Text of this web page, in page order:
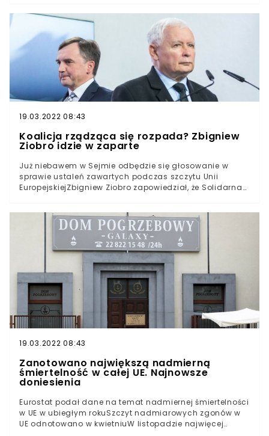
obowiązujących przepisów pandemicznychAni
konserwatywny polityk, ani Victor Orbán nie udzielili
jeszcze oficjalnego komentarza w tej sprawieWszystkie
europejskie media piszą o skandalu, gdzie jedną z
głównych ról odgrywa konserwatywny węgierski
europoseł József Szájer. Polityk słynący z krytyki
"ideologii LGBT" został przyłapany przez brukselskie
służby na łamaniu obostrzeń pandemicznych podczas
mężczyźni. Znane są szczegóły policyjnej akcji.Okazuje
konieczności obrony chrześcijańskiej Europy przed
"zgniłym Zachodem" nie wiedział, że dość szybko jego
druga twarz oraz podwójne standardy wyjdą na jaw.
Trudno uwierzyć, że te dwie tak różne twarze Józsefa
Szájera mogą bez przeszkód obok siebie koegzystować.
19.03.2022 08:43
Koalicja rządząca się rozpada? Zbigniew
Ziobro idzie w zaparte
Już niebawem w Sejmie odbędzie się głosowanie w
sprawie ustaleń zawartych podczas szczytu Unii
EuropejskiejZbigniew Ziobro zapowiedział, że Solidarna
doprowadzić do rozłamu w Zjednoczonej PrawicyDalsze
istnienie Zjednoczonej Prawicy w obecnej formie wisi na
włosku. Zbigniew Ziobro nie zamierza ustąpić w swoich
poglądach na temat postanowień na szczycie UE.
19.03.2022 08:43
Zanotowano największą nadmierną
śmiertelność w całej UE. Najnowsze
doniesienia
Eurostat podał dane na temat nadmiernej śmiertelności
w UE w ubiegłym rokuSzczyt nadmiarowych zgonów w
UE odnotowano w kwietniuW listopadzie najwięcej